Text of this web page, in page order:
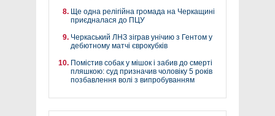
Ще одна релігійна громада на Черкащині
приєдналася до ПЦУ
Черкаський ЛНЗ зіграв унічию з Гентом у
дебютному матчі єврокубків
Помістив собак у мішок і забив до смерті
пляшкою: суд призначив чоловіку 5 років
позбавлення волі з випробуванням